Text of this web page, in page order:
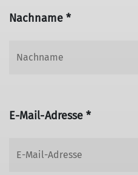
Nachname *
E-Mail-Adresse *